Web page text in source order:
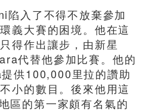
入了不得不放棄參加
義大賽的困境。他在這
得作出讓步，由新星
代替他參加比賽。他的
供100,000里拉的讚助
小的數目。後來他用這
區的第一家頗有名氣的